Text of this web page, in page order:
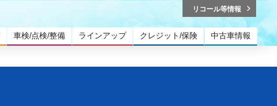
車検/点検/整備 ラインアップ クレジット/保険 中古車情報
リコール等情報